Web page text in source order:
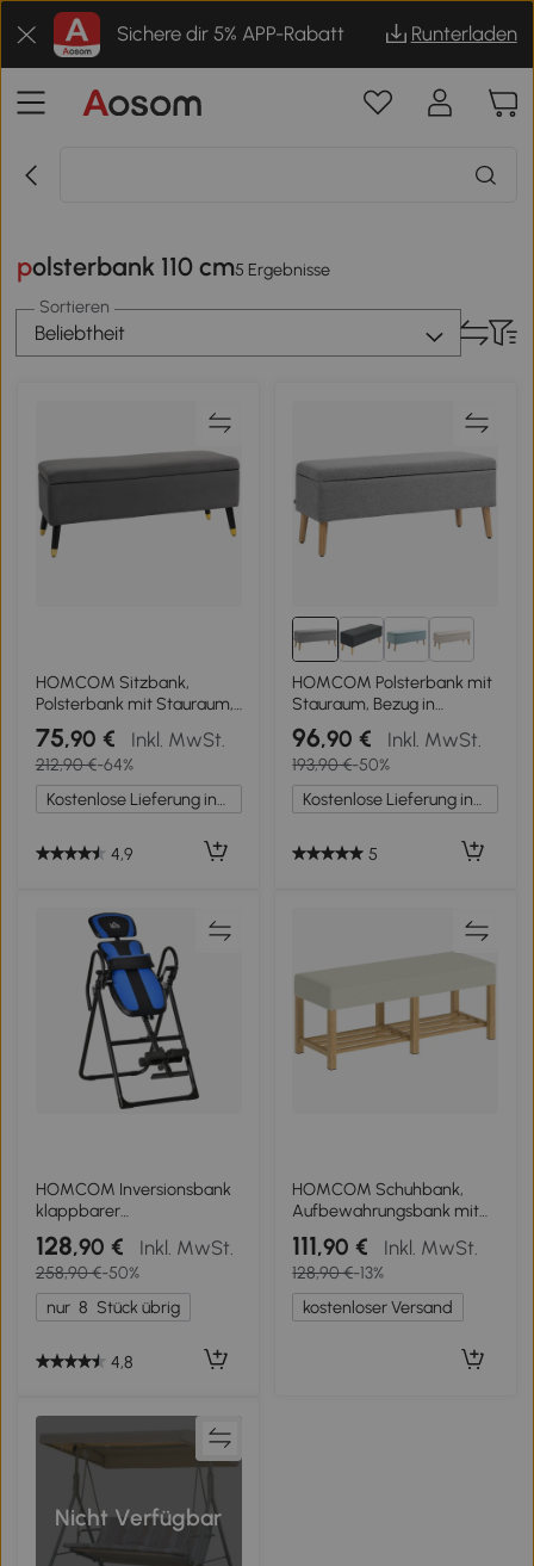
Sichere dir 5% APP-Rabatt Runterladen
polsterbank 110 cm5 Ergebnisse
Sortieren
Beliebtheit
HOMCOM Sitzbank,
Polsterbank mit Stauraum,
Truhenbank, Metall,
Schaumstoff,
Kautschukholz, Kohlegrau,
110 x 43 x 45 cm
75,90 € Inkl. MwSt.
212,90 €-64%
Kostenlose Lieferung innerhalb Deutschlands
4,9
1+
HOMCOM Polsterbank mit
Stauraum, Bezug in
Leinenoptik,
Kautschukholzbeine, bis
220 kg, 110x39x45cm, Grau
96,90 € Inkl. MwSt.
193,90 €-50%
Kostenlose Lieferung innerhalb Deutschlands
5
HOMCOM Inversionsbank
klappbarer
Schwerkrafttrainer mit
zwei beweglichen Rädern
eingestellt Rückenpolster
Metall ABS Schwarz+Blau
132 x 71 x 145 cm
128,90 € Inkl. MwSt.
258,90 €-50%
nur 8 Stück übrig
4,8
HOMCOM Schuhbank,
Aufbewahrungsbank mit
gepolstertem Sitz, offenes
Regal, Hevea-Holz,
120x44x48cm, Naturholz
111,90 € Inkl. MwSt.
128,90 €-13%
kostenloser Versand
Nicht Verfügbar